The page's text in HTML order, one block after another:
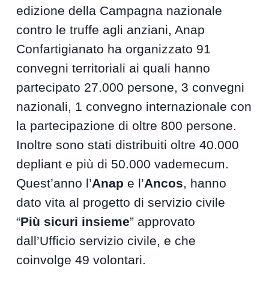
edizione della Campagna nazionale
contro le truffe agli anziani, Anap
Confartigianato ha organizzato 91
convegni territoriali ai quali hanno
partecipato 27.000 persone, 3 convegni
nazionali, 1 convegno internazionale con
la partecipazione di oltre 800 persone.
Inoltre sono stati distribuiti oltre 40.000
depliant e più di 50.000 vademecum.
Quest’anno l’Anap e l’Ancos, hanno
dato vita al progetto di servizio civile
“Più sicuri insieme” approvato
dall’Ufficio servizio civile, e che
coinvolge 49 volontari.